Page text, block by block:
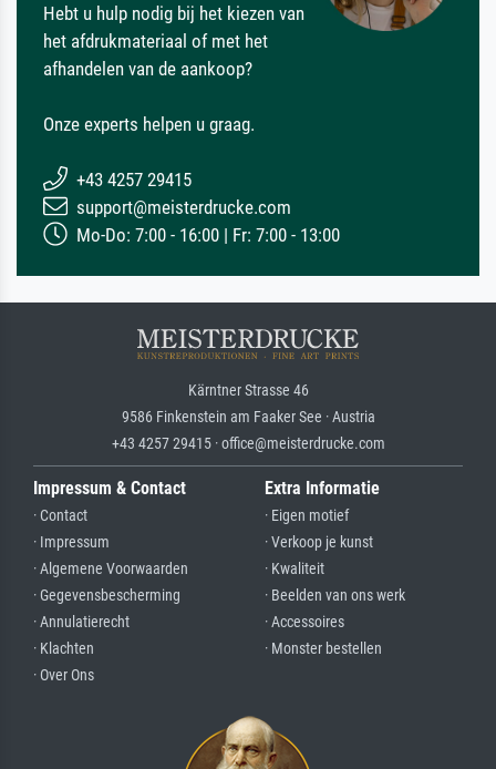
Hebt u hulp nodig bij het kiezen van
het afdrukmateriaal of met het
afhandelen van de aankoop?
Onze experts helpen u graag.
+43 4257 29415
support@meisterdrucke.com
Mo-Do: 7:00 - 16:00 | Fr: 7:00 - 13:00
Kärntner Strasse 46
9586 Finkenstein am Faaker See · Austria
+43 4257 29415 · office@meisterdrucke.com
Impressum & Contact
· Contact
· Impressum
· Algemene Voorwaarden
· Gegevensbescherming
· Annulatierecht
· Klachten
· Over Ons
Extra Informatie
· Eigen motief
· Verkoop je kunst
· Kwaliteit
· Beelden van ons werk
· Accessoires
· Monster bestellen